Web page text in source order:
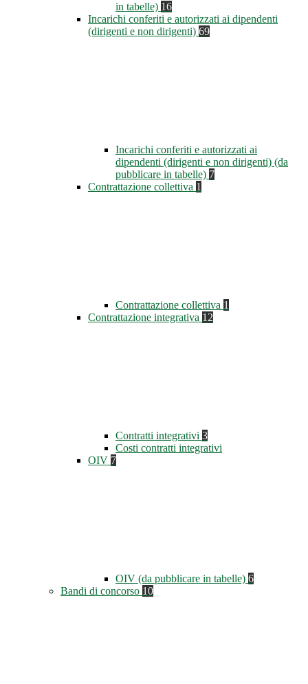
in tabelle) 16
Incarichi conferiti e autorizzati ai dipendenti
(dirigenti e non dirigenti) 69
Incarichi conferiti e autorizzati ai
dipendenti (dirigenti e non dirigenti) (da
pubblicare in tabelle) 7
Contrattazione collettiva 1
Contrattazione collettiva 1
Contrattazione integrativa 12
Contratti integrativi 3
Costi contratti integrativi
OIV 7
OIV (da pubblicare in tabelle) 6
Bandi di concorso 10